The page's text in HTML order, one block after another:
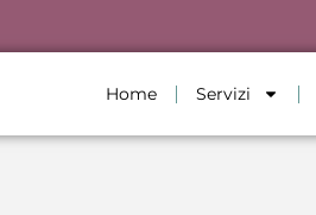
Home Servizi